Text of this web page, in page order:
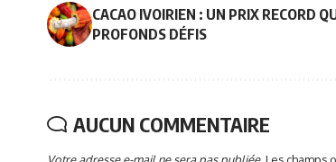
CACAO IVOIRIEN : UN PRIX RECORD
PROFONDS DÉFIS
AUCUN COMMENTAIRE
Votre adresse e-mail ne sera pas publiée. Les champs